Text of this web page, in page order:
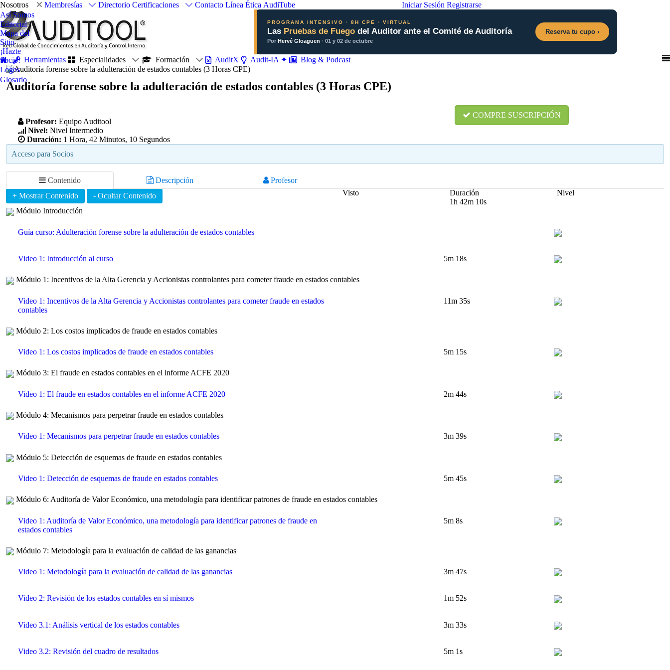
Nosotros
Así Somos
Editorial
Mapa del
Sitio
¡Hazte
Socio!
Logos
Glosario
Membresías Directorio Certificaciones Contacto Línea Ética AudiTube Iniciar Sesión Registrarse
PROGRAMA INTENSIVO · 8H CPE · VIRTUAL
Las Pruebas de Fuegodel Auditor ante el Comité de Auditoría
Por Hervé Gloaguen · 01 y 02 de octubre
Reserva tu cupo ›
Herramientas Especialidades Formación AuditX Audit-IA ✦ Blog & Podcast
Auditoría forense sobre la adulteración de estados contables (3 Horas CPE)
Profesor: Equipo Auditool
Nivel: Nivel Intermedio
Duración: 1 Hora, 42 Minutos, 10 Segundos
COMPRE SUSCRIPCIÓN
Acceso para Socios
Contenido Descripción
Profesor
Visto
Duración
1h 42m 10s
Nivel
Módulo Introducción
Guía curso: Adulteración forense sobre la adulteración de estados contables
Video 1: Introducción al curso 5m 18s
Módulo 1: Incentivos de la Alta Gerencia y Accionistas controlantes para cometer fraude en estados contables
Video 1: Incentivos de la Alta Gerencia y Accionistas controlantes para cometer fraude en estados
contables
11m 35s
Módulo 2: Los costos implicados de fraude en estados contables
Video 1: Los costos implicados de fraude en estados contables 5m 15s
Módulo 3: El fraude en estados contables en el informe ACFE 2020
Video 1: El fraude en estados contables en el informe ACFE 2020 2m 44s
Módulo 4: Mecanismos para perpetrar fraude en estados contables
Video 1: Mecanismos para perpetrar fraude en estados contables 3m 39s
Módulo 5: Detección de esquemas de fraude en estados contables
Video 1: Detección de esquemas de fraude en estados contables 5m 45s
Módulo 6: Auditoría de Valor Económico, una metodología para identificar patrones de fraude en estados contables
Video 1: Auditoría de Valor Económico, una metodología para identificar patrones de fraude en
estados contables
5m 8s
Módulo 7: Metodología para la evaluación de calidad de las ganancias
Video 1: Metodología para la evaluación de calidad de las ganancias 3m 47s
Video 2: Revisión de los estados contables en sí mismos 1m 52s
Video 3.1: Análisis vertical de los estados contables 3m 33s
Video 3.2: Revisión del cuadro de resultados 5m 1s